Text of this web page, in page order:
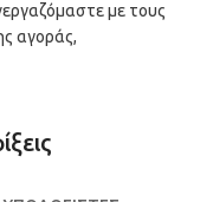
με τους
αγοράς,